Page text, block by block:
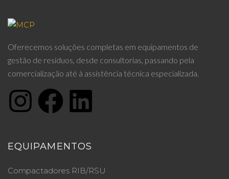
Oferecemos soluções completas em equipamentos de
gestão de resíduos, desde consultorias, passando pela
comercialização até à assistência técnica especializada.
EQUIPAMENTOS
Compactadores RIB/RSU